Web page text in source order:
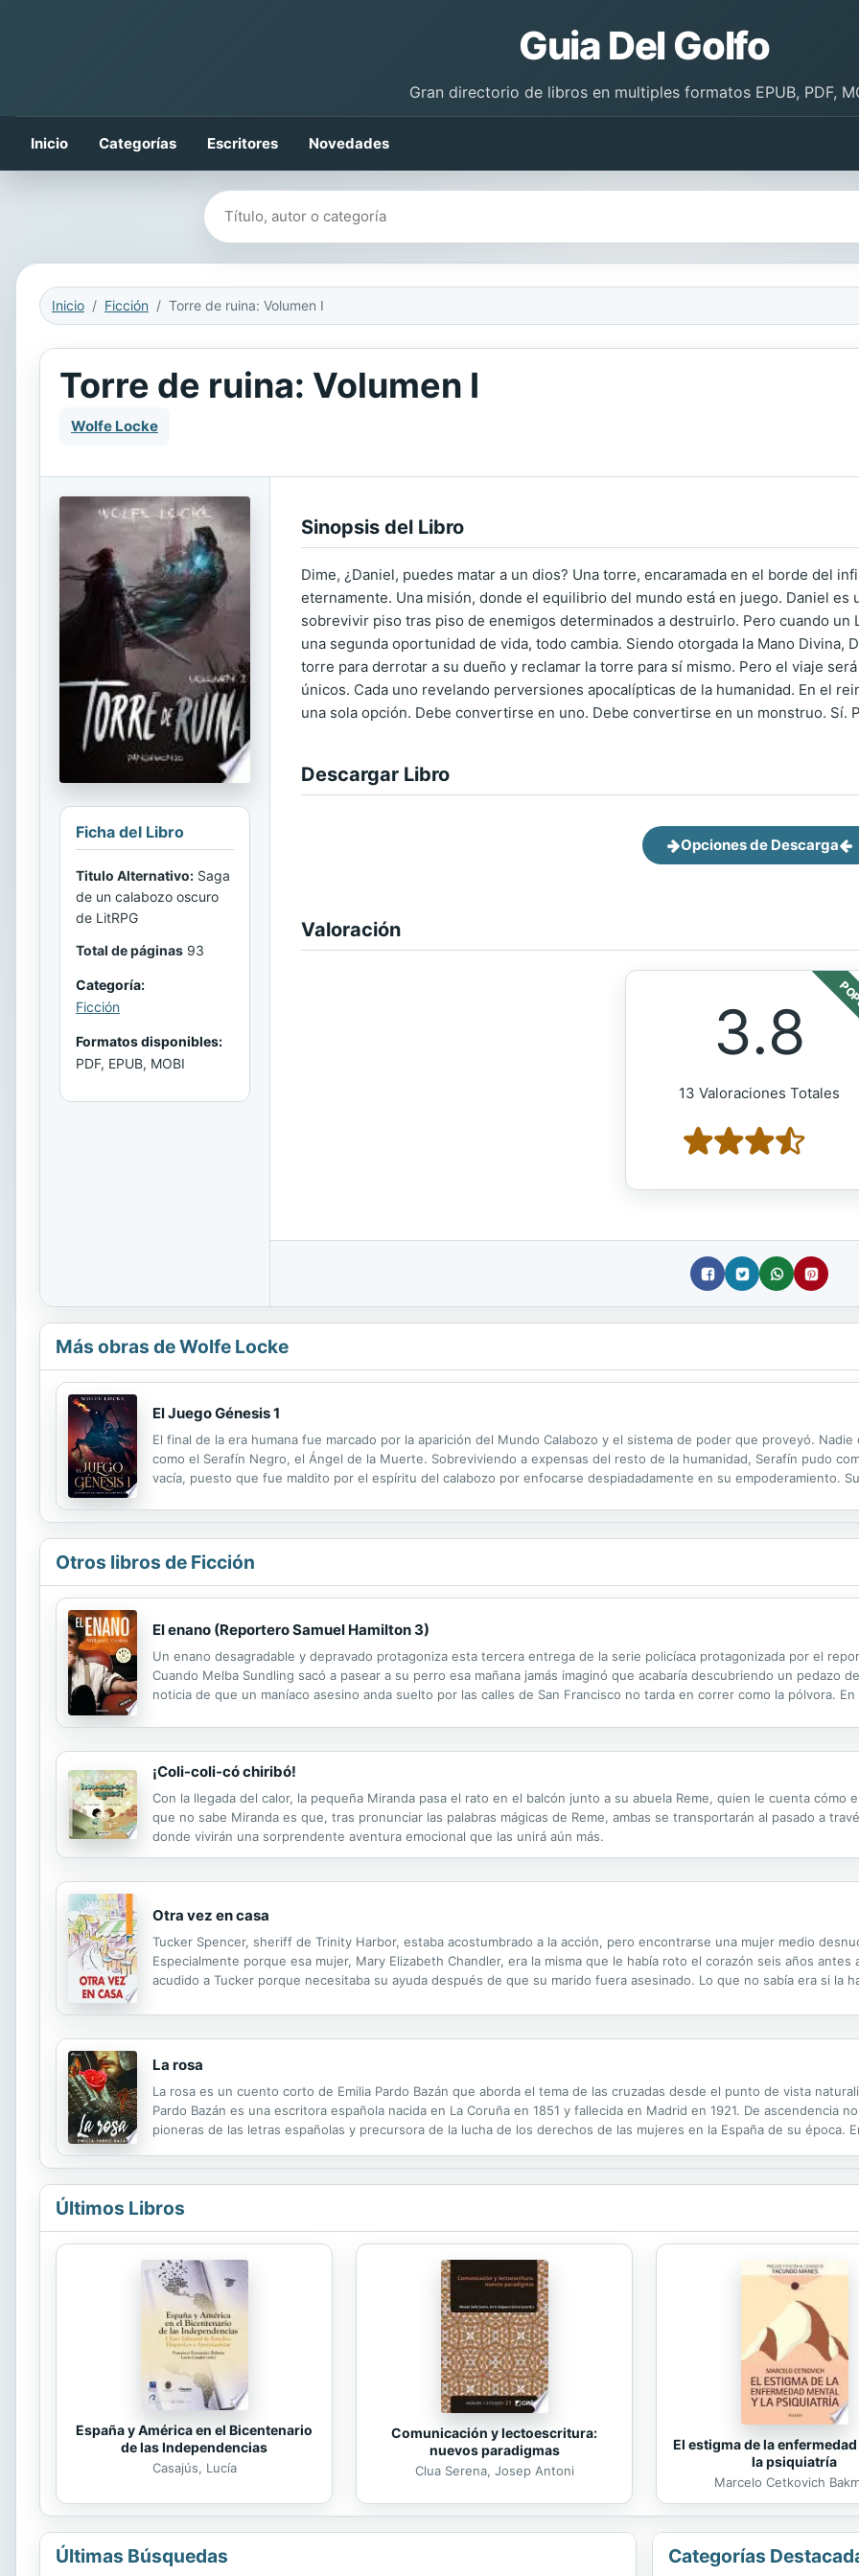
Guia Del Golfo
Gran directorio de libros en multiples formatos EPUB, PDF,
Inicio Categorías Escritores Novedades
Buscar libros
Inicio Ficción Torre de ruina: Volumen I
Torre de ruina: Volumen I
Wolfe Locke
Ficha del Libro
Titulo Alternativo: Saga
de un calabozo oscuro
de LitRPG
Total de páginas 93
Categoría:
Ficción
Formatos disponibles:
PDF, EPUB, MOBI
Sinopsis del Libro
Dime, ¿Daniel, puedes matar a un dios? Una torre, encaramada en el borde del
eternamente. Una misión, donde el equilibrio del mundo está en juego. Daniel es
sobrevivir piso tras piso de enemigos determinados a destruirlo. Pero cuando
una segunda oportunidad de vida, todo cambia. Siendo otorgada la Mano Divina,
torre para derrotar a su dueño y reclamar la torre para sí mismo. Pero el viaje
únicos. Cada uno revelando perversiones apocalípticas de la humanidad. En el
una sola opción. Debe convertirse en uno. Debe convertirse en un monstruo. Sí.
Descargar Libro
Opciones de Descarga
Valoración
3.8
13 Valoraciones Totales
Más obras de Wolfe Locke
El Juego Génesis 1
El final de la era humana fue marcado por la aparición del Mundo Calabozo y el sistema de poder que proveyó.
como el Serafín Negro, el Ángel de la Muerte. Sobreviviendo a expensas del resto de la humanidad, Serafín pudo
vacía, puesto que fue maldito por el espíritu del calabozo por enfocarse despiadadamente en su empoderamiento.
Otros libros de Ficción
El enano (Reportero Samuel Hamilton 3)
Un enano desagradable y depravado protagoniza esta tercera entrega de la serie policíaca protagonizada por el
Cuando Melba Sundling sacó a pasear a su perro esa mañana jamás imaginó que acabaría descubriendo un pedazo
noticia de que un maníaco asesino anda suelto por las calles de San Francisco no tarda en correr como la pólvora.
¡Coli-coli-có chiribó!
Con la llegada del calor, la pequeña Miranda pasa el rato en el balcón junto a su abuela Reme, quien le cuenta cómo
que no sabe Miranda es que, tras pronunciar las palabras mágicas de Reme, ambas se transportarán al pasado a
donde vivirán una sorprendente aventura emocional que las unirá aún más.
Otra vez en casa
Tucker Spencer, sheriff de Trinity Harbor, estaba acostumbrado a la acción, pero encontrarse una mujer medio
Especialmente porque esa mujer, Mary Elizabeth Chandler, era la misma que le había roto el corazón seis años
acudido a Tucker porque necesitaba su ayuda después de que su marido fuera asesinado. Lo que no sabía era si la
La rosa
La rosa es un cuento corto de Emilia Pardo Bazán que aborda el tema de las cruzadas desde el punto de vista
Pardo Bazán es una escritora española nacida en La Coruña en 1851 y fallecida en Madrid en 1921. De ascendencia
pioneras de las letras españolas y precursora de la lucha de los derechos de las mujeres en la España de su época.
Últimos Libros
España y América en el Bicentenario
de las Independencias
Casajús, Lucía
Comunicación y lectoescritura:
nuevos paradigmas
Clua Serena, Josep Antoni
El estigma de la
la psiquiatría
Marcelo Cetkovich
Últimas Búsquedas Categorías